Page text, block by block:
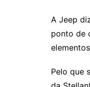
A Jeep
ponto de
Pelo que